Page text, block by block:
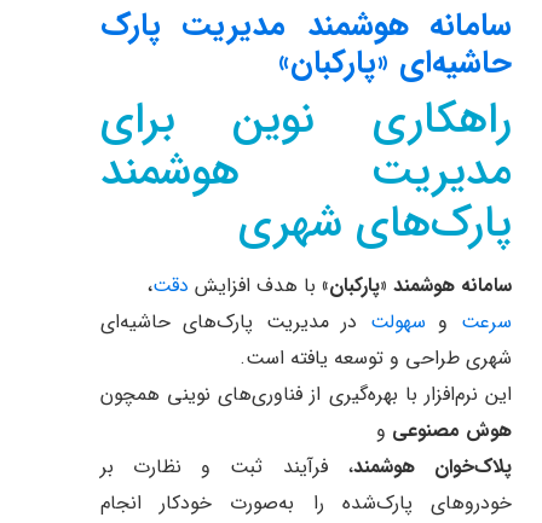
سامانه هوشمند مدیریت پارک
حاشیه‌ای «پارکبان»
راهکاری نوین برای
مدیریت هوشمند
پارک‌های شهری
سامانه هوشمند «پارکبان» با هدف افزایش دقت،
سرعت و سهولت در مدیریت پارک‌های حاشیه‌ای
شهری طراحی و توسعه یافته است.
این نرم‌افزار با بهره‌گیری از فناوری‌های نوینی همچون
هوش مصنوعی و
پلاک‌خوان هوشمند، فرآیند ثبت و نظارت بر
خودروهای پارک‌شده را به‌صورت خودکار انجام